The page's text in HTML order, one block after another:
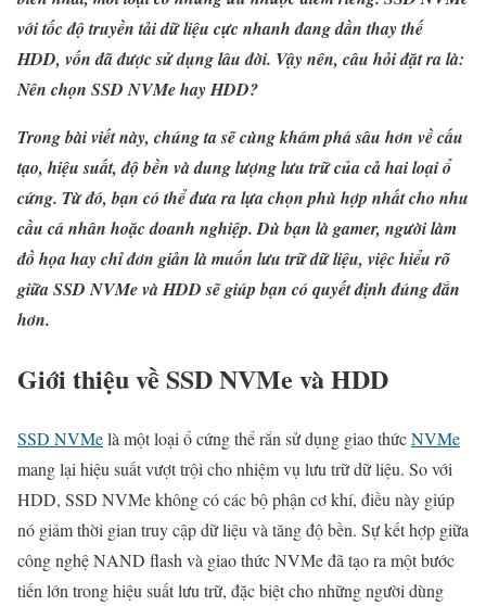
với tốc độ truyền tải dữ liệu cực nhanh đang dần thay thế
HDD, vốn đã được sử dụng lâu đời. Vậy nên, câu hỏi đặt ra là:
Nên chọn SSD NVMe hay HDD?
Trong bài viết này, chúng ta sẽ cùng khám phá sâu hơn về cấu
tạo, hiệu suất, độ bền và dung lượng lưu trữ của cả hai loại ổ
cứng. Từ đó, bạn có thể đưa ra lựa chọn phù hợp nhất cho nhu
cầu cá nhân hoặc doanh nghiệp. Dù bạn là gamer, người làm
đồ họa hay chỉ đơn giản là muốn lưu trữ dữ liệu, việc hiểu rõ
giữa SSD NVMe và HDD sẽ giúp bạn có quyết định đúng đắn
hơn.
Giới thiệu về SSD NVMe và HDD
SSD NVMelà một loại ổ cứng thể rắn sử dụng giao thứcNVMe
mang lại hiệu suất vượt trội cho nhiệm vụ lưu trữ dữ liệu. So với
HDD, SSD NVMe không có các bộ phận cơ khí, điều này giúp
nó giảm thời gian truy cập dữ liệu và tăng độ bền. Sự kết hợp giữa
công nghệ NAND flash và giao thức NVMe đã tạo ra một bước
tiến lớn trong hiệu suất lưu trữ, đặc biệt cho những người dùng